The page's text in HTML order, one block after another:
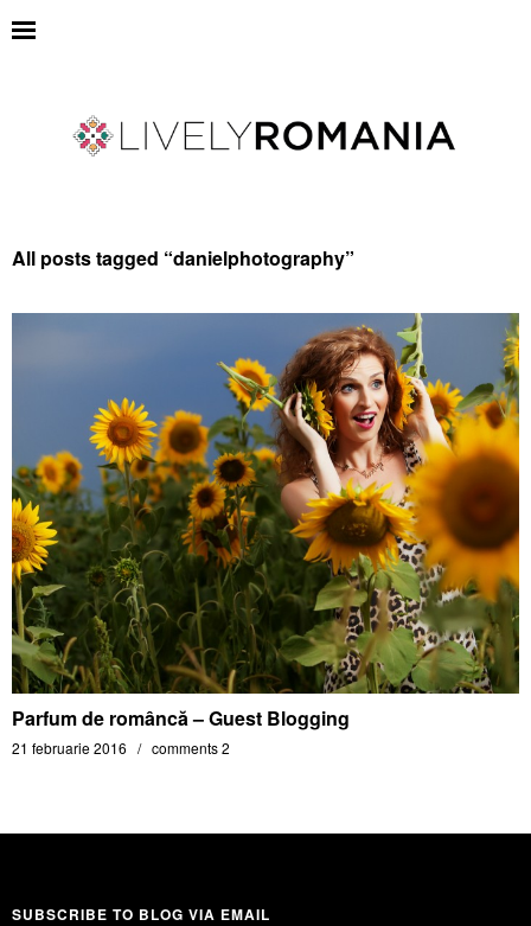
All posts tagged “danielphotography”
Parfum de româncă – Guest Blogging
21 februarie 2016 comments 2
SUBSCRIBE TO BLOG VIA EMAIL